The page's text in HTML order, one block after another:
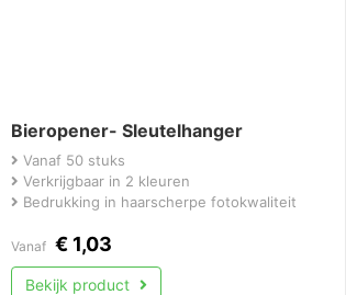
Bieropener- Sleutelhanger
Vanaf 50 stuks
Verkrijgbaar in 2 kleuren
Bedrukking in haarscherpe fotokwaliteit
Vanaf € 1,03
Bekijk product